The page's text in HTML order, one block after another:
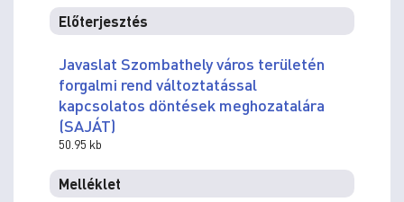
Előterjesztés
Javaslat Szombathely város területén
forgalmi rend változtatással
kapcsolatos döntések meghozatalára
(SAJÁT)
50.95 kb
Melléklet